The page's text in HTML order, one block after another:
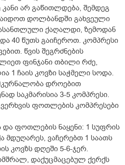
არ გაწითლდება, შემდეგ
დოლბანდში გახვეული
ქაღალდი, ზემოდან
40 წუთს გაიჩეროთ. კომპრესი
წვის შეგრძნების
ფინჯანი თბილი რძე,
1 ჩაის კოვზი საჭმელი სოდა.
დროებით
საკმარისია 3-5 კომპრესი.
ფოთლების კომპრესები
და ფოთლების ნაყენი: 1 სუფრის
მდუღარეს, ვაჩერებთ 1 საათს
კოვზს დღეში 5-6-ჯერ.
დაქუცმაცებულ ქერქს